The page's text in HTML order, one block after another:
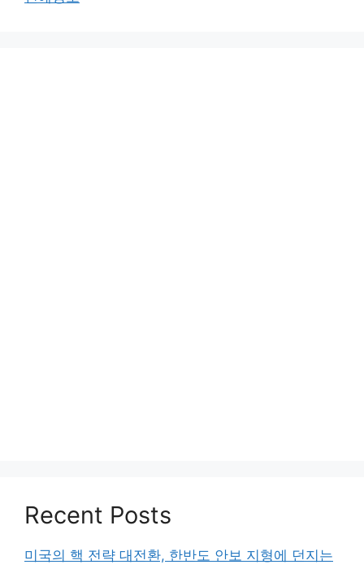
Recent Posts
미국의 핵 전략 대전환, 한반도 안보 지형에 던지는